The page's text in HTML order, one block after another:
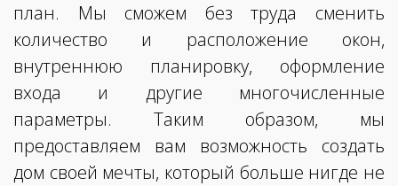
план. Мы сможем без труда сменить
количество и расположение окон,
внутреннюю планировку, оформление
входа и другие многочисленные
параметры. Таким образом, мы
предоставляем вам возможность создать
дом своей мечты, который больше нигде не